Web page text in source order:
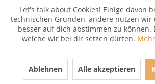
Let's talk about Cookies! Einige davon
technischen Gründen, andere nutzen wir
besser auf dich abstimmen zu können.
welche wir bei dir setzen dürfen.
Ablehnen Alle akzeptieren